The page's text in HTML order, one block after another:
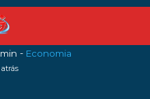
- Economia